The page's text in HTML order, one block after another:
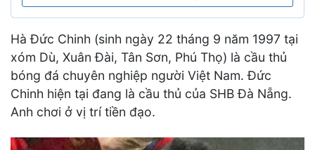
Hà Đức Chinh (sinh ngày 22 tháng 9 năm 1997 tại
xóm Dù, Xuân Đài, Tân Sơn, Phú Thọ) là cầu thủ
bóng đá chuyên nghiệp người Việt Nam. Đức
Chinh hiện tại đang là cầu thủ của SHB Đà Nẵng.
Anh chơi ở vị trí tiền đạo.